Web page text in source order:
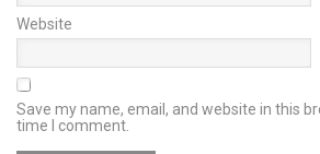
Website
Save my name, email, and website in this
time I comment.